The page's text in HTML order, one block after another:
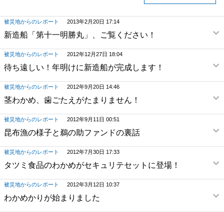
被災地からのレポート 2013年2月20日 17:14
新造船「第十一明勝丸」、ご覧ください！
被災地からのレポート 2012年12月27日 18:04
待ち遠しい！年明けに新造船が完成します！
被災地からのレポート 2012年9月20日 14:46
茎わかめ、歯ごたえがたまりません！
被災地からのレポート 2012年9月11日 00:51
昆布漁の様子と鵜の助ファンドの裏話
被災地からのレポート 2012年7月30日 17:33
タツミ食品のわかめがセキュリテセットに登場！
被災地からのレポート 2012年3月12日 10:37
わかめかりが始まりました